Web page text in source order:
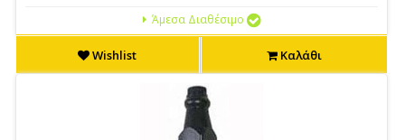
Άμεσα Διαθέσιμο
Wishlist Καλάθι